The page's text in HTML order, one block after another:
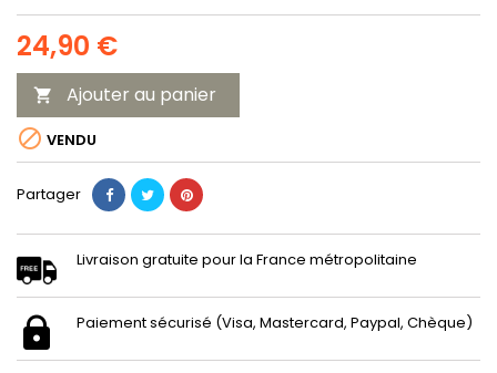
24,90 €
 Ajouter au panier
 VENDU
Partager
Livraison gratuite pour la France métropolitaine
Paiement sécurisé (Visa, Mastercard, Paypal, Chèque)